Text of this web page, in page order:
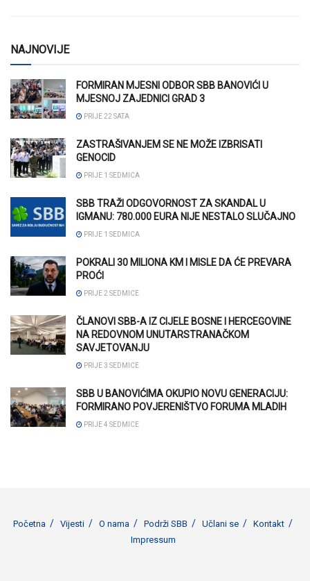
NAJNOVIJE
FORMIRAN MJESNI ODBOR SBB BANOVIĆI U
MJESNOJ ZAJEDNICI GRAD 3
PRIJE 22 SATA
ZASTRAŠIVANJEM SE NE MOŽE IZBRISATI
GENOCID
PRIJE 1 SEDMICA
SBB TRAŽI ODGOVORNOST ZA SKANDAL U
IGMANU: 780.000 EURA NIJE NESTALO SLUČAJNO
PRIJE 1 SEDMICA
POKRALI 30 MILIONA KM I MISLE DA ĆE PREVARA
PROĆI
PRIJE 2 SEDMICE
ČLANOVI SBB-A IZ CIJELE BOSNE I HERCEGOVINE
NA REDOVNOM UNUTARSTRANAČKOM
SAVJETOVANJU
PRIJE 3 SEDMICE
SBB U BANOVIĆIMA OKUPIO NOVU GENERACIJU:
FORMIRANO POVJERENIŠTVO FORUMA MLADIH
PRIJE 4 SEDMICE
Početna Vijesti O nama Podrži SBB Učlani se
Kontakt
Impressum